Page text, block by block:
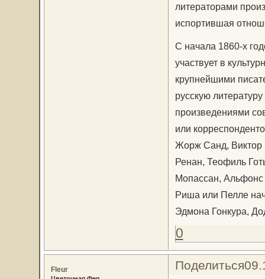
литераторами
испортившая
С начала 1860-х
участвует в
крупнейшими
русскую
произведениями
или
Жорж Санд, Виктор
Ренан, Теофиль
Мопассан, Альфонс
Риша или Пелле
Эдмона Гонкура,
0
Поделиться
Fleur